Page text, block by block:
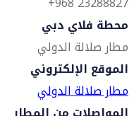
محطة فلاي دبي
مطار صلالة الدولي
الموقع الإلكتروني
مطار صلالة الدولي